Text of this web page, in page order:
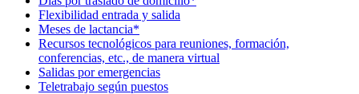
Flexibilidad entrada y salida
Meses de lactancia*
Recursos tecnológicos para reuniones, formación,
conferencias, etc., de manera virtual
Salidas por emergencias
Teletrabajo según puestos